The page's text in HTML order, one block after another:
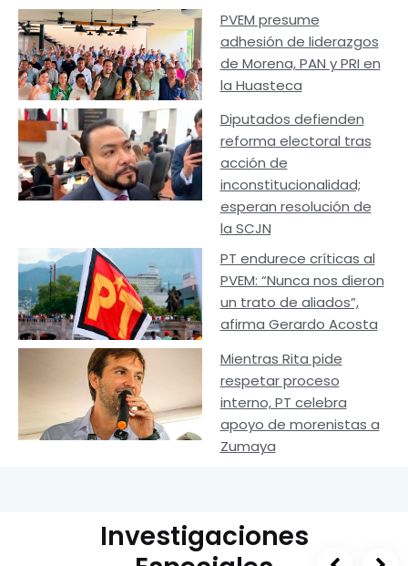
PVEM presume
adhesión de liderazgos
de Morena, PAN y PRI en
la Huasteca
Diputados defienden
reforma electoral tras
acción de
inconstitucionalidad;
esperan resolución de
la SCJN
PT endurece críticas al
PVEM: “Nunca nos dieron
un trato de aliados”,
afirma Gerardo Acosta
Mientras Rita pide
respetar proceso
interno, PT celebra
apoyo de morenistas a
Zumaya
Investigaciones